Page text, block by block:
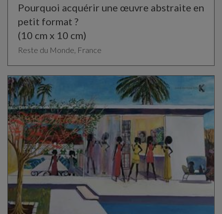
Pourquoi acquérir une œuvre abstraite en
petit format ?
(10 cm x 10 cm)
Reste du Monde, France